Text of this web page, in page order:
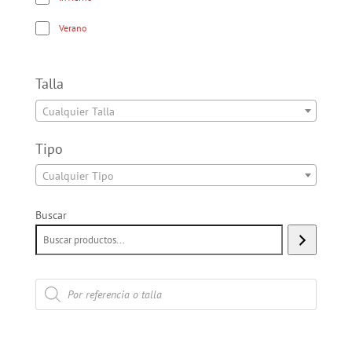
Verano
Talla
Cualquier Talla
Tipo
Cualquier Tipo
Buscar
Búsqueda
de
productos